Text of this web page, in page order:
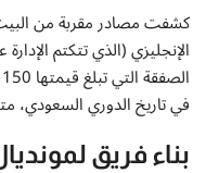
رئيس التحرير
إتصل بنا
كشفت مصادر مقربة من
الإنجليزي (الذي تتكتم
في تاريخ الدوري السعودي،
بناء فريق لمونديال